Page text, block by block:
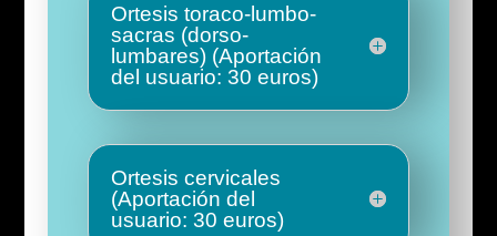
Ortesis toraco-lumbo-
sacras (dorso-
lumbares) (Aportación
del usuario: 30 euros)
Ortesis cervicales
(Aportación del
usuario: 30 euros)